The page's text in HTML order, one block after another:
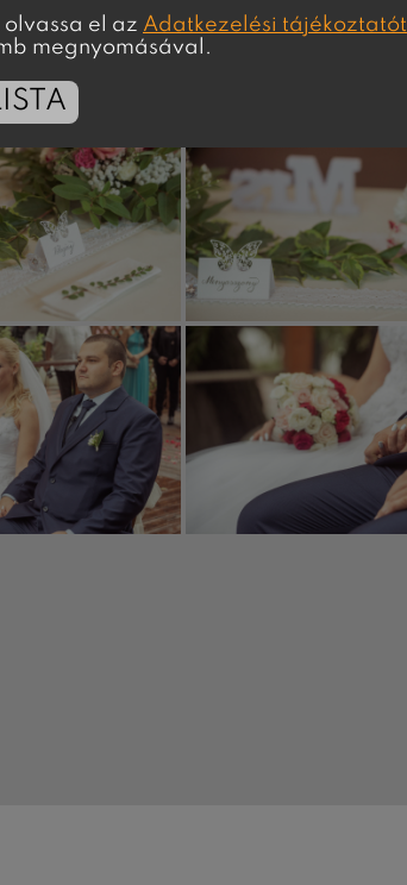
el az Adatkezelési tájékoztatót
megnyomásával.